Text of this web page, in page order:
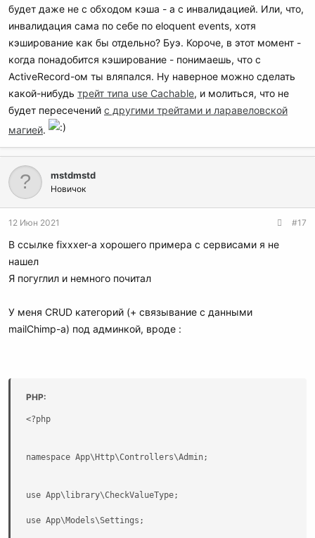
будет даже не с обходом кэша - а с инвалидацией. Или, что,
инвалидация сама по себе по eloquent events, хотя
кэширование как бы отдельно? Буэ. Короче, в этот момент -
когда понадобится кэширование - понимаешь, что с
ActiveRecord-ом ты вляпался. Ну наверное можно сделать
какой-нибудь трейт типа use Cachable, и молиться, что не
будет пересечений с другими трейтами и ларавеловской
магией.
mstdmstd
Новичок
12 Июн 2021 #17
В ссылке fixxxer-а хорошего примера с сервисами я не
нашел
Я погуглил и немного почитал
У меня CRUD категорий (+ связывание с данными
mailChimp-а) под админкой, вроде :
PHP:
<?php
namespace App\Http\Controllers\Admin;
use App\library\CheckValueType;
use App\Models\Settings;